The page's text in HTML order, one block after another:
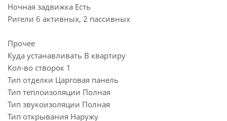
Ночная задвижка Есть
Ригели 6 активных, 2 пассивных
Прочее
Куда устанавливать В квартиру
Кол-во створок 1
Тип отделки Царговая панель
Тип теплоизоляции Полная
Тип звукоизоляции Полная
Тип открывания Наружу